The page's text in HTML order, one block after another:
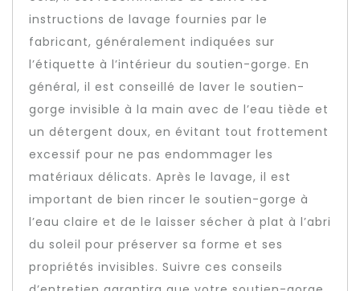
instructions de lavage fournies par le
fabricant, généralement indiquées sur
l’étiquette à l’intérieur du soutien-gorge. En
général, il est conseillé de laver le soutien-
gorge invisible à la main avec de l’eau tiède et
un détergent doux, en évitant tout frottement
excessif pour ne pas endommager les
matériaux délicats. Après le lavage, il est
important de bien rincer le soutien-gorge à
l’eau claire et de le laisser sécher à plat à l’abri
du soleil pour préserver sa forme et ses
propriétés invisibles. Suivre ces conseils